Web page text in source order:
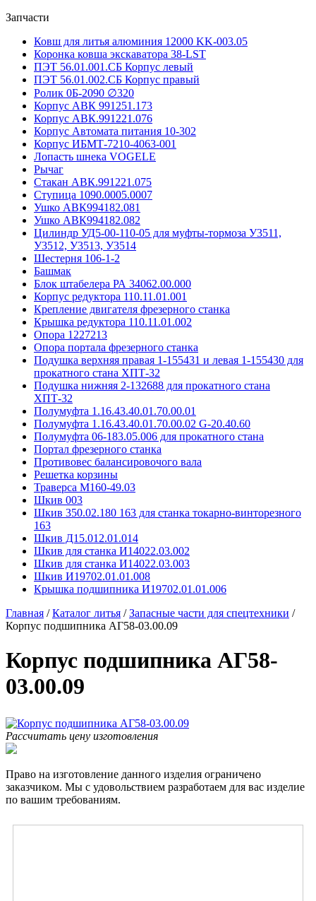
Запчасти
Ковш для литья алюминия 12000 KK-003.05
Коронка ковша экскаватора 38-LST
ПЭТ 56.01.001.СБ Корпус левый
ПЭТ 56.01.002.СБ Корпус правый
Ролик 0Б-2090 ∅320
Корпус АВК 991251.173
Корпус АВК.991221.076
Корпус Автомата питания 10-302
Корпус ИБМТ-7210-4063-001
Лопасть шнека VOGELE
Рычаг
Стакан АВК.991221.075
Ступица 1090.0005.0007
Ушко АВК994182.081
Ушко АВК994182.082
Цилиндр УД5-00-110-05 для муфты-тормоза У3511,
У3512, У3513, У3514
Шестерня 106-1-2
Башмак
Блок штабелера РА 34062.00.000
Корпус редуктора 110.11.01.001
Крепление двигателя фрезерного станка
Крышка редуктора 110.11.01.002
Опора 1227213
Опора портала фрезерного станка
Подушка верхняя правая 1-155431 и левая 1-155430 для
прокатного стана ХПТ-32
Подушка нижняя 2-132688 для прокатного стана
ХПТ-32
Полумуфта 1.16.43.40.01.70.00.01
Полумуфта 1.16.43.40.01.70.00.02 G-20.40.60
Полумуфта 06-183.05.006 для прокатного стана
Портал фрезерного станка
Противовес балансировочого вала
Решетка корзины
Траверса М160-49.03
Шкив 003
Шкив 350.02.180 163 для станка токарно-винторезного
163
Шкив Д15.012.01.014
Шкив для станка И14022.03.002
Шкив для станка И14022.03.003
Шкив И19702.01.01.008
Крышка подшипника И19702.01.01.006
Главная /Каталог литья /Запасные части для спецтехники /
Корпус подшипника АГ58-03.00.09
Корпус подшипника АГ58-
03.00.09
Рассчитать цену изготовления
Право на изготовление данного изделия ограничено
заказчиком. Мы с удовольствием разработаем для вас изделие
по вашим требованиям.